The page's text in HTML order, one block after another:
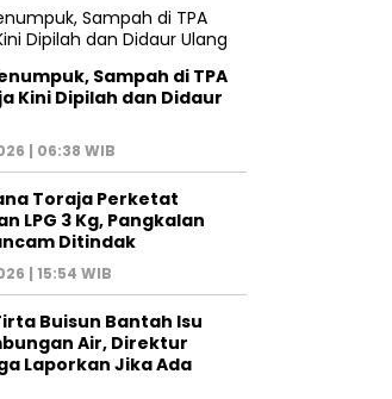
Sampah di TPA
Kini Dipilah dan Didaur
| 06:38 WIB
Toraja Perketat
LPG 3 Kg, Pangkalan
Ditindak
| 15:54 WIB
Buisun Bantah Isu
Air, Direktur
Laporkan Jika Ada